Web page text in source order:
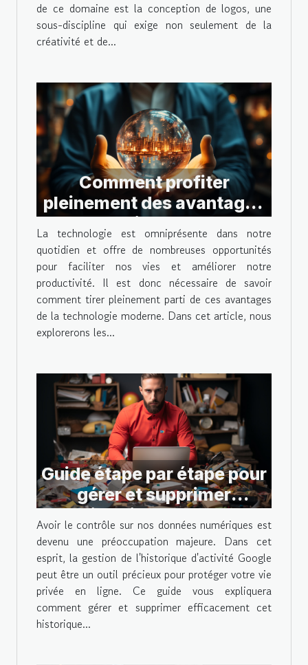
de ce domaine est la conception de logos, une
sous-discipline qui exige non seulement de la
créativité et de...
Comment profiter
pleinement des avantages
technologiques actuels ?
La technologie est omniprésente dans notre
quotidien et offre de nombreuses opportunités
pour faciliter nos vies et améliorer notre
productivité. Il est donc nécessaire de savoir
comment tirer pleinement parti de ces avantages
de la technologie moderne. Dans cet article, nous
explorerons les...
Guide étape par étape pour
gérer et supprimer
l'historique de votre
activité Google
Avoir le contrôle sur nos données numériques est
devenu une préoccupation majeure. Dans cet
esprit, la gestion de l'historique d'activité Google
peut être un outil précieux pour protéger votre vie
privée en ligne. Ce guide vous expliquera
comment gérer et supprimer efficacement cet
historique...